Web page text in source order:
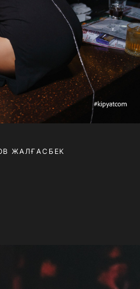
ЖАЛҒАСБЕК